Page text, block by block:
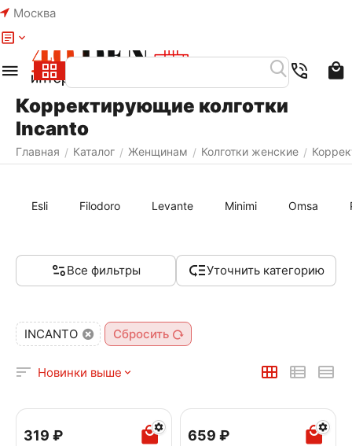
Москва
Корректирующие колготки
Incanto
Главная / Каталог / Женщинам / Колготки женские /
Esli Filodoro Levante Minimi Omsa
Все фильтры Уточнить категорию
INCANTO Сбросить
Новинки выше
‍319‍ ₽ ‍659‍ ₽